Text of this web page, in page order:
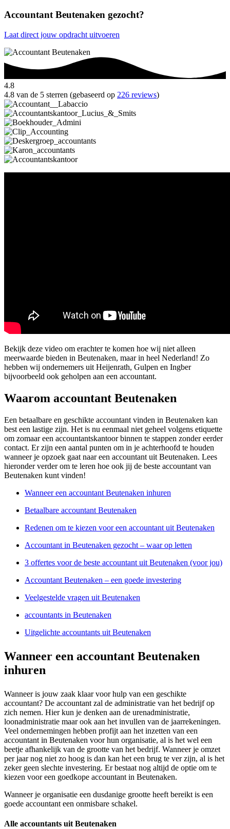
Accountant Beutenaken gezocht?
Laat direct jouw opdracht uitvoeren
4.8
4.8 van de 5 sterren (gebaseerd op 226 reviews)
Bekijk deze video om erachter te komen hoe wij niet alleen
meerwaarde bieden in Beutenaken, maar in heel Nederland! Zo
hebben wij ondernemers uit Heijenrath, Gulpen en Ingber
bijvoorbeeld ook geholpen aan een accountant.
Waarom accountant Beutenaken
Een betaalbare en geschikte accountant vinden in Beutenaken kan
best een lastige zijn. Het is nu eenmaal niet geheel volgens etiquette
om zomaar een accountantskantoor binnen te stappen zonder eerder
contact. Er zijn een aantal punten om in je achterhoofd te houden
wanneer je opzoek gaat naar een accountant uit Beutenaken. Lees
hieronder verder om te leren hoe ook jij de beste accountant van
Beutenaken kunt vinden!
Wanneer een accountant Beutenaken inhuren
Betaalbare accountant Beutenaken
Redenen om te kiezen voor een accountant uit Beutenaken
Accountant in Beutenaken gezocht – waar op letten
3 offertes voor de beste accountant uit Beutenaken (voor jou)
Accountant Beutenaken – een goede investering
Veelgestelde vragen uit Beutenaken
accountants in Beutenaken
Uitgelichte accountants uit Beutenaken
Wanneer een accountant Beutenaken
inhuren
Wanneer is jouw zaak klaar voor hulp van een geschikte
accountant? De accountant zal de administratie van het bedrijf op
zich nemen. Hier kun je denken aan de urenadministratie,
loonadministratie maar ook aan het invullen van de jaarrekeningen.
Veel ondernemingen hebben profijt aan het inzetten van een
accountant in Beutenaken voor hun organisatie, al is het wel een
beetje afhankelijk van de grootte van het bedrijf. Wanneer je omzet
per jaar nog niet zo hoog is dan kan het een brug te ver zijn, al is het
zeker geen slechte investering. Er bestaat nog altijd de optie om te
kiezen voor een goedkope accountant in Beutenaken.
Wanneer je organisatie een dusdanige grootte heeft bereikt is een
goede accountant een onmisbare schakel.
Alle accountants uit Beutenaken